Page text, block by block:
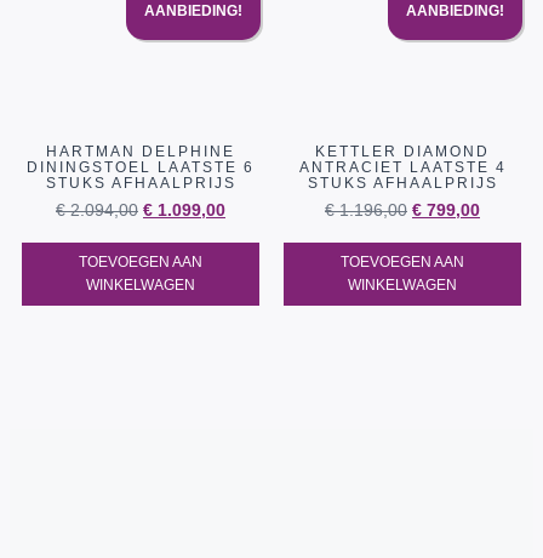
AANBIEDING!
HARTMAN DELPHINE
DININGSTOEL LAATSTE 6
STUKS AFHAALPRIJS
€2.094,00 € 1.099,00
TOEVOEGEN AAN
WINKELWAGEN
AANBIEDING!
KETTLER DIAMOND
ANTRACIET LAATSTE 4
STUKS AFHAALPRIJS
€1.196,00 € 799,00
TOEVOEGEN AAN
WINKELWAGEN